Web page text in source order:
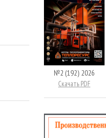
№2 (192) 2026
Скачать PDF